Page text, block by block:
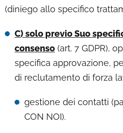
(diniego allo specifico
C) solo previo Suo
consenso (art. 7 GDPR),
specifica approvazione,
di reclutamento di forza
gestione dei contatti
CON NOI).